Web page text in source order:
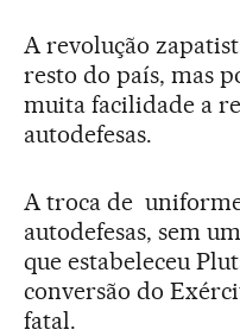
A revolução
resto do país, mas
muita facilidade a
autodefesas.
A troca de
autodefesas, sem
que estabeleceu
conversão do
fatal.